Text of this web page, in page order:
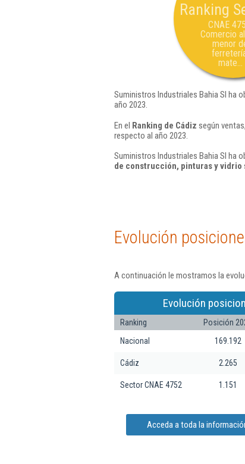
Ranking
CNAE
Comercio
menor
mate...
Suministros Industriales Bahia Sl ha
año 2023.
En el Ranking de Cádiz según
respecto al año 2023.
Suministros Industriales Bahia Sl ha
de construcción, pinturas y vidrio
Evolución
A continuación le mostramos la
Evolución
Ranking Posición
Nacional
169.192
Cádiz 2.265
Sector CNAE 4752 1.151
Acceda a toda la